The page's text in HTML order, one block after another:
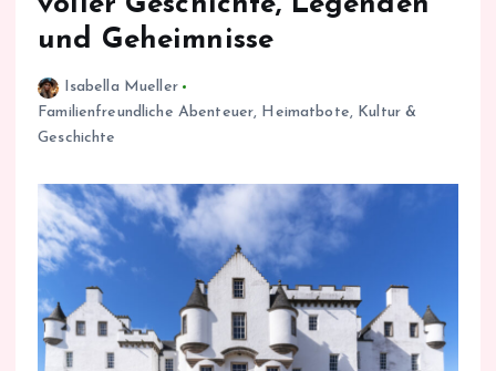
und Geheimnisse
Isabella Mueller
Familienfreundliche Abenteuer, Heimatbote, Kultur &
Geschichte